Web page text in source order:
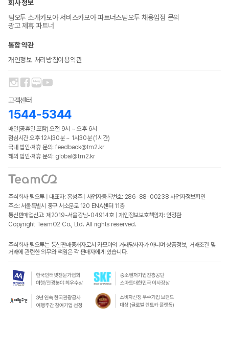
회사 정보
팀오투 소개카모아 서비스카모아 파트너스팀오투 채용입점 문의
광고 제휴 파트너
통합 약관
개인정보 처리방침이용약관
고객센터
1544-5344
매일(공휴일 포함) 오전 9시 ~ 오후 6시
점심시간 오후 12시30분 ~ 1시30분 (1시간)
국내 법인·제휴 문의: feedback@tm2.kr
해외 법인·제휴 문의: global@tm2.kr
주식회사 팀오투 | 대표자: 홍성주 | 사업자등록번호: 286-88-00238 사업자정보확인
주소: 서울특별시 중구 서소문로 120 ENA센터 11층
통신판매업신고: 제2019-서울강남-04914호 | 개인정보보호책임자: 인정환
Copyright TeamO2 Co., Ltd. All rights reserved.
주식회사 팀오투는 통신판매중개자로서 카모아의 거래당사자가 아니며 상품정보, 거래조건 및
거래에 관련한 의무와 책임은 각 판매자에게 있습니다.